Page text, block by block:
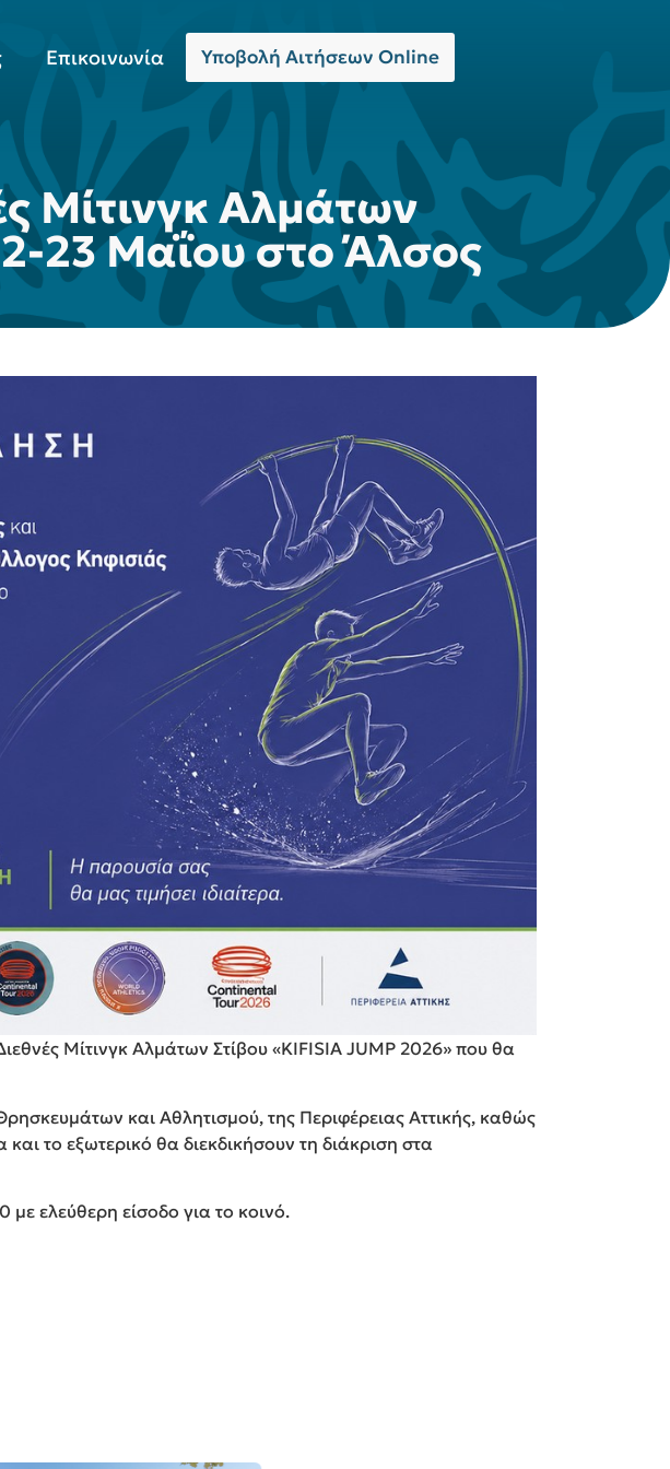
Επικοινωνία Υποβολή Αιτήσεων Online
Μίτινγκ Αλμάτων
23 Μαΐου στο Άλσος
Μίτινγκ Αλμάτων Στίβου «KIFISIA JUMP 2026» που θα
και Αθλητισμού, της Περιφέρειας Αττικής, καθώς
το εξωτερικό θα διεκδικήσουν τη διάκριση στα
ελεύθερη είσοδο για το κοινό.